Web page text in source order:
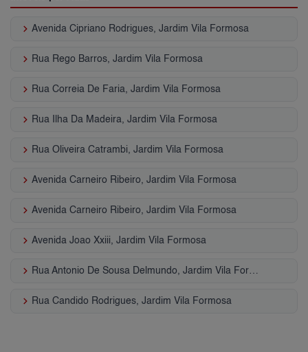
keyboard_arrow_right Avenida Cipriano Rodrigues, Jardim Vila Formosa
keyboard_arrow_right Rua Rego Barros, Jardim Vila Formosa
keyboard_arrow_right Rua Correia De Faria, Jardim Vila Formosa
keyboard_arrow_right Rua Ilha Da Madeira, Jardim Vila Formosa
keyboard_arrow_right Rua Oliveira Catrambi, Jardim Vila Formosa
keyboard_arrow_right Avenida Carneiro Ribeiro, Jardim Vila Formosa
keyboard_arrow_right Avenida Carneiro Ribeiro, Jardim Vila Formosa
keyboard_arrow_right Avenida Joao Xxiii, Jardim Vila Formosa
keyboard_arrow_right Rua Antonio De Sousa Delmundo, Jardim Vila Formosa
keyboard_arrow_right Rua Candido Rodrigues, Jardim Vila Formosa